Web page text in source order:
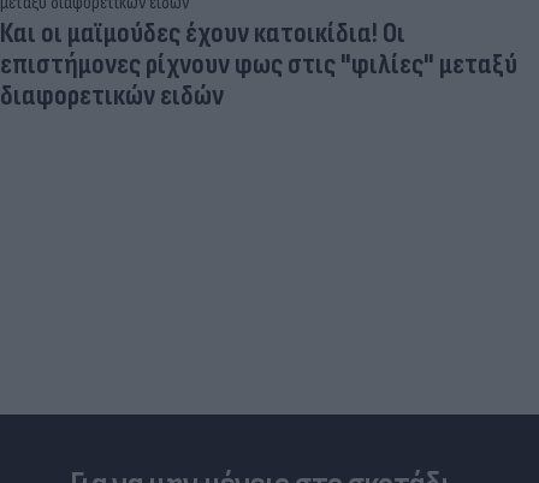
Και οι μαϊμούδες έχουν κατοικίδια! Οι
επιστήμονες ρίχνουν φως στις "φιλίες" μεταξύ
διαφορετικών ειδών